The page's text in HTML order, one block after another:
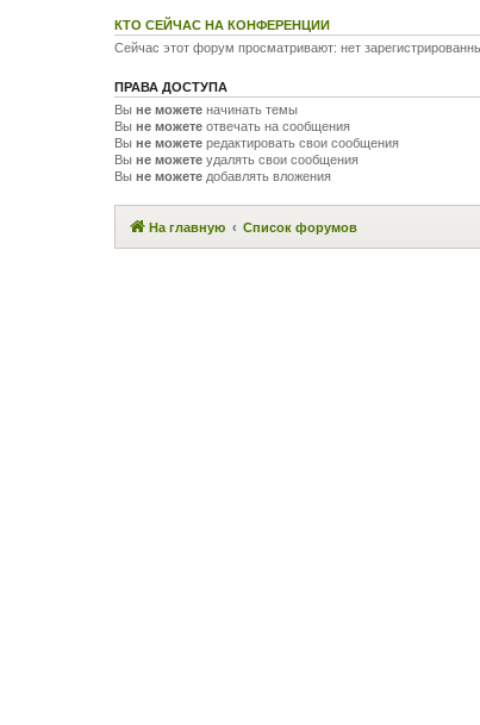
КТО СЕЙЧАС НА КОНФЕРЕНЦИИ
Сейчас этот форум просматривают: нет
ПРАВА ДОСТУПА
Вы не можете начинать темы
Вы не можете отвечать на сообщения
Вы не можете редактировать свои сообщения
Вы не можете удалять свои сообщения
Вы не можете добавлять вложения
На главную Список форумов